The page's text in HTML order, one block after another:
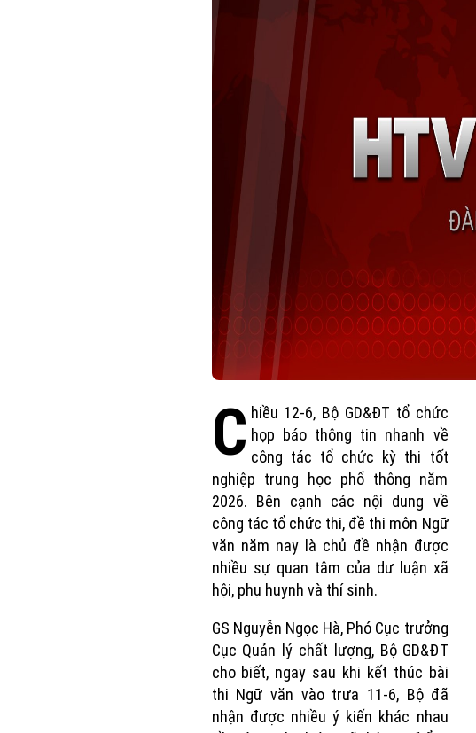
C hiều 12-6, Bộ GD&ĐT tổ chức
họp báo thông tin nhanh về
công tác tổ chức kỳ thi tốt
nghiệp trung học phổ thông năm
2026. Bên cạnh các nội dung về
công tác tổ chức thi, đề thi môn Ngữ
văn năm nay là chủ đề nhận được
nhiều sự quan tâm của dư luận xã
hội, phụ huynh và thí sinh.
GS Nguyễn Ngọc Hà, Phó Cục trưởng
Cục Quản lý chất lượng, Bộ GD&ĐT
cho biết, ngay sau khi kết thúc bài
thi Ngữ văn vào trưa 11-6, Bộ đã
nhận được nhiều ý kiến khác nhau